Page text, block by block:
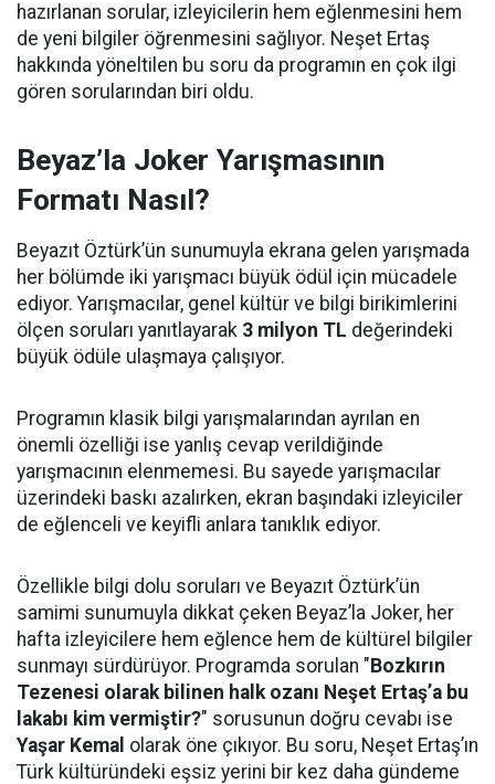
hazırlanan sorular, izleyicilerin hem eğlenmesini hem
de yeni bilgiler öğrenmesini sağlıyor. Neşet Ertaş
hakkında yöneltilen bu soru da programın en çok ilgi
gören sorularından biri oldu.
Beyaz’la Joker Yarışmasının
Formatı Nasıl?
Beyazıt Öztürk’ün sunumuyla ekrana gelen yarışmada
her bölümde iki yarışmacı büyük ödül için mücadele
ediyor. Yarışmacılar, genel kültür ve bilgi birikimlerini
ölçen soruları yanıtlayarak 3 milyon TL değerindeki
büyük ödüle ulaşmaya çalışıyor.
Programın klasik bilgi yarışmalarından ayrılan en
önemli özelliği ise yanlış cevap verildiğinde
yarışmacının elenmemesi. Bu sayede yarışmacılar
üzerindeki baskı azalırken, ekran başındaki izleyiciler
de eğlenceli ve keyifli anlara tanıklık ediyor.
Özellikle bilgi dolu soruları ve Beyazıt Öztürk’ün
samimi sunumuyla dikkat çeken Beyaz’la Joker, her
hafta izleyicilere hem eğlence hem de kültürel bilgiler
sunmayı sürdürüyor. Programda sorulan " Bozkırın
Tezenesi olarak bilinen halk ozanı Neşet Ertaş’a bu
lakabı kim vermiştir?" sorusunun doğru cevabı ise
Yaşar Kemal olarak öne çıkıyor. Bu soru, Neşet Ertaş’ın
Türk kültüründeki eşsiz yerini bir kez daha gündeme